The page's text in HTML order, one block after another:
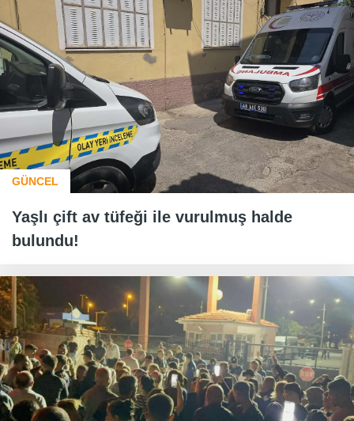
GÜNCEL
Yaşlı çift av tüfeği ile vurulmuş halde
bulundu!